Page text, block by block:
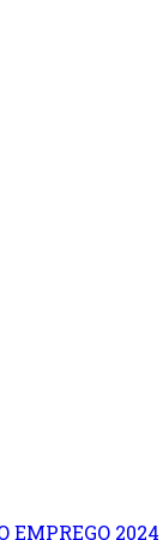
EMPREGO 2024